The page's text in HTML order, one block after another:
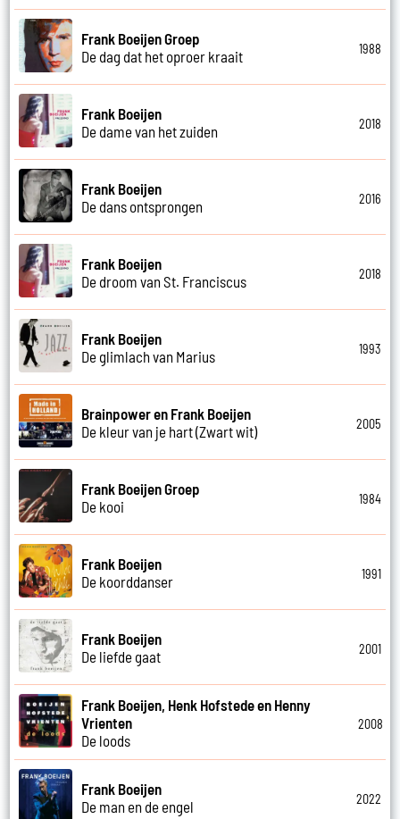
Frank Boeijen Groep
De dag dat het oproer kraait
1988
Frank Boeijen
De dame van het zuiden
2018
Frank Boeijen
De dans ontsprongen
2016
Frank Boeijen
De droom van St. Franciscus
2018
Frank Boeijen
De glimlach van Marius
1993
Brainpower en Frank Boeijen
De kleur van je hart (Zwart wit)
2005
Frank Boeijen Groep
De kooi
1984
Frank Boeijen
De koorddanser
1991
Frank Boeijen
De liefde gaat
2001
Frank Boeijen, Henk Hofstede en Henny
Vrienten
De loods
2008
Frank Boeijen
De man en de engel
2022